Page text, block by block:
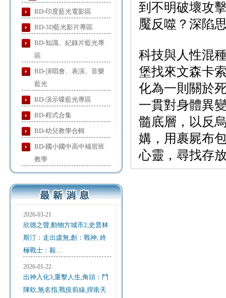
BD-印度藍光電影區
BD-3D藍光影片專區
BD-知識、紀錄片藍光專
區
BD-演唱會、表演、音樂
藍光
BD-演示碟藍光專區
BD-程式合集
BD-幼兒教學合輯
BD-國小國中高中補習班
教學
2026-03-21
欣德之聲,動物方城市2,史普林
斯汀：走出虛無,創：戰神, 終
極戰士：殺…
2026-01-22
出神入化3,重擊人生,角頭：鬥
陣欸,無名指,戰疫前線,捍衛天
到不明破壞攻
魘反噬？深陷
科技與人性混
堡找來文森卡
化為一則關於
一貫對身體異
髓底層，以反
媾，用裹屍布
心靈，尋找存